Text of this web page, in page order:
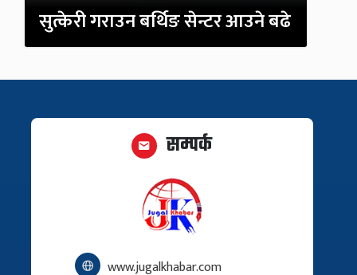
सुत्केरी गराउन बर्थिङ सेन्टर आउने बढे
सम्पर्क
www.jugalkhabar.com